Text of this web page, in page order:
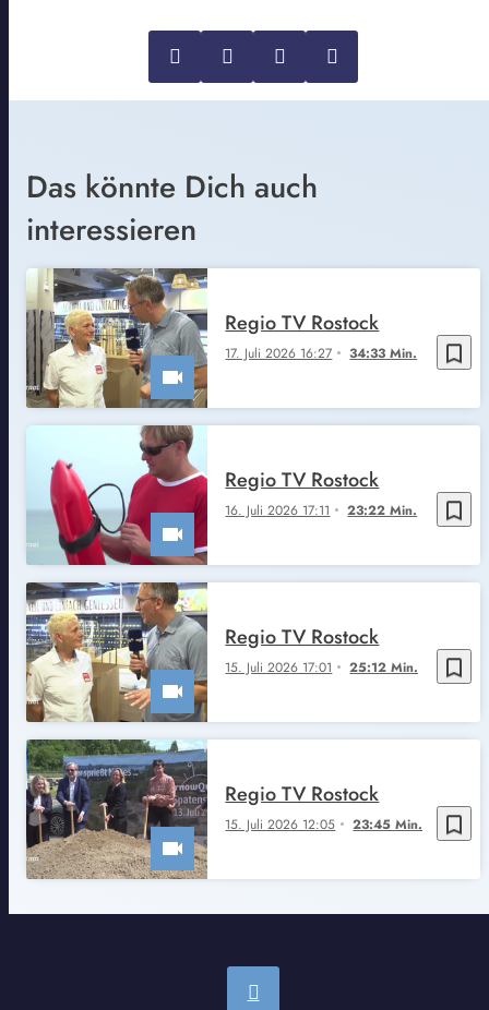
Das könnte Dich auch
interessieren
bookmark_border
17. Juli 2026 16:27 34:33 Min.
Regio TV Rostock
bookmark_border
16. Juli 2026 17:11 23:22 Min.
Regio TV Rostock
bookmark_border
15. Juli 2026 17:01 25:12 Min.
Regio TV Rostock
bookmark_border
15. Juli 2026 12:05 23:45 Min.
Regio TV Rostock